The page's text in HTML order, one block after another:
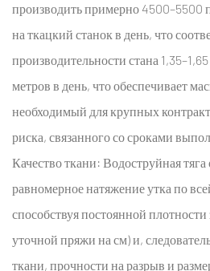
производить примерно 4500–5500
на ткацкий станок в день, что
производительности стана
метров в день, что обеспечивает
необходимый для крупных
риска, связанного со сроками
Качество ткани: Водоструйная тяга
равномерное натяжение утка по
способствуя постоянной плотности
уточной пряжи на см) и,
ткани, прочности на разрыв и